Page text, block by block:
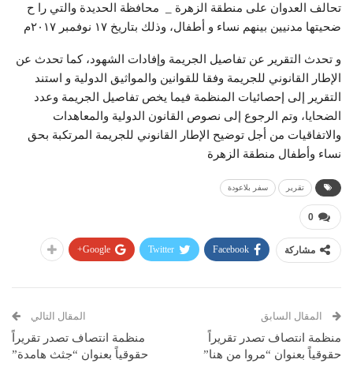
تحالف العدوان على منطقة الزهرة _ محافظة الحديدة والتي را ح
ضحيتها مدنيين بينهم نساء و أطفال، وذلك بتاريخ ١٧ نوفمبر ٢٠١٧م
و تحدث التقرير عن تفاصيل الجريمة وإفادات الشهود، كما تحدث عن
الإطار القانوني للجريمة وفقا للقوانين والمواثيق الدولية و استند
التقرير إلى إحصائيات المنظمة فيما يخص تفاصيل الجريمة وعدد
الضحايا، وتم الرجوع إلى نصوص القانون الدولية والمعاهدات
والاتفاقيات من أجل توضيح الإطار القانوني للجريمة المرتكبة بحق
نساء وأطفال منطقة الزهرة
تقرير سفر بلاعودة
0
مشاركة Facebook
Twitter
Google+
المقال السابق
منظمة انتصاف تصدر تقريراً
حقوقياً بعنوان “مروا من هنا”
المقال التالي
منظمة انتصاف تصدر تقريراً
حقوقياً بعنوان “جثث هامدة”